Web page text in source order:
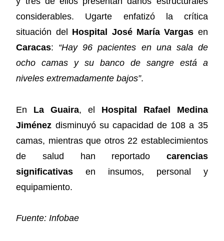
considerables. Ugarte enfatizó la crítica
situación del Hospital José María Vargas en
Caracas: “Hay 96 pacientes en una sala de
ocho camas y su banco de sangre está a
niveles extremadamente bajos”.
En La Guaira, el Hospital Rafael Medina
Jiménez disminuyó su capacidad de 108 a 35
camas, mientras que otros 22 establecimientos
de salud han reportado carencias
significativas en insumos, personal y
equipamiento.
Fuente: Infobae